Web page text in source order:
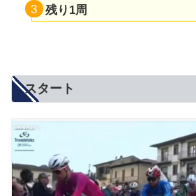
残り1周
スタート